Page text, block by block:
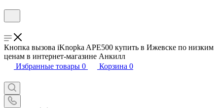
Кнопка вызова iKnopka APE500 купить в Ижевске по низким
ценам в интернет-магазине Анкилл
Избранные товары 0 Корзина 0